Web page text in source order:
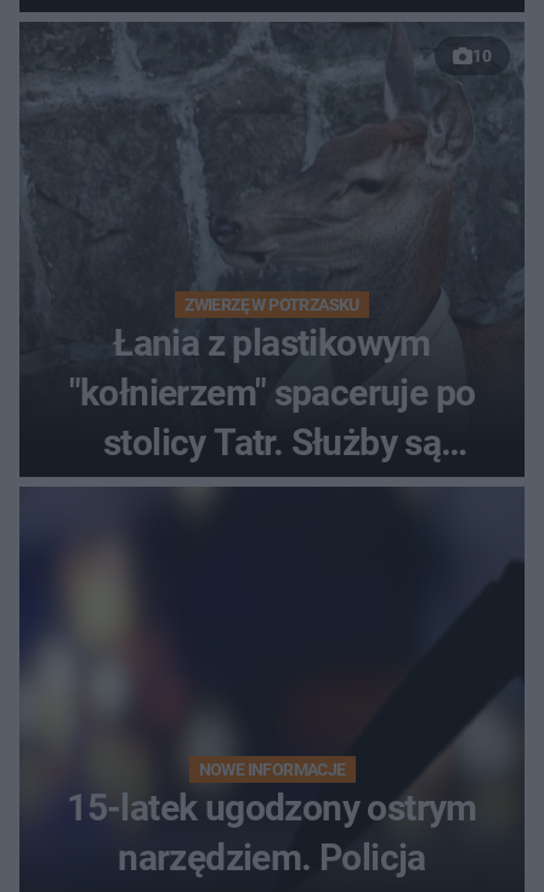
nagranie trafiło do sieci
10
ZWIERZĘ W POTRZASKU
Łania z plastikowym
"kołnierzem" spaceruje po
stolicy Tatr. Służby są
bezradne
NOWE INFORMACJE
15-latek ugodzony ostrym
narzędziem. Policja